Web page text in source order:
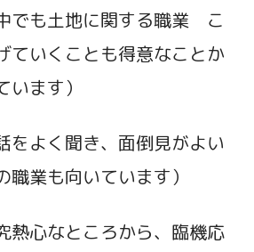
でも土地に関する職業 こ
ていくことも得意なことか
ます）
よく聞き、面倒見がよい
職業も向いています）
熱心なところから、臨機応